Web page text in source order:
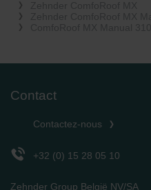
Contact
Contactez-nous
+32 (0) 15 28 05 10
Zehnder Group België NV/SA